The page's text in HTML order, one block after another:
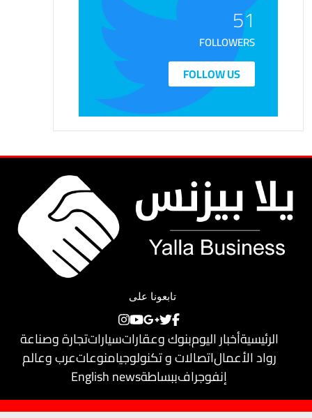
51
FOLLOWERS
FOLLOW US
تابعونا على
الرئيسيةأخبار اليومبنوك وعقاراتسياراتتجارة وصناعة
رواد الأعمالاتصالات و تكنولوجيامنوعاتعرب وعالم
إنفوجرافببساطةEnglish news